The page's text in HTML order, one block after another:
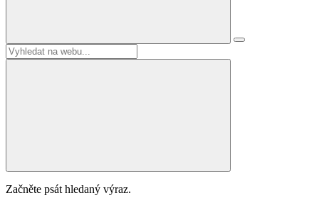
Začněte psát hledaný výraz.